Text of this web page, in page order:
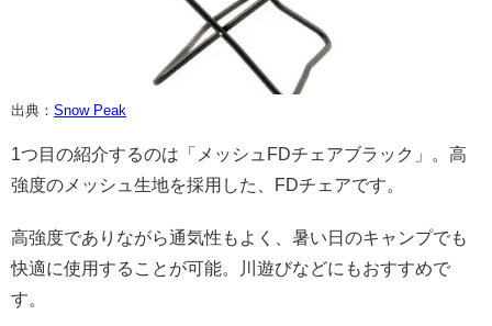
出典： Snow Peak
1つ目の紹介するのは「メッシュFDチェアブラック」。高
強度のメッシュ生地を採用した、FDチェアです。
高強度でありながら通気性もよく、暑い日のキャンプでも
快適に使用することが可能。川遊びなどにもおすすめで
す。